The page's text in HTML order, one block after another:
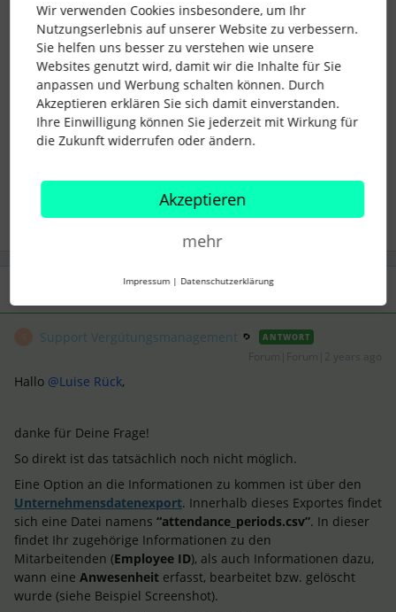
Viele Grüße
Mikail
anwesenheiten überstunden
3 Menschen gefällt dies
Support Vergütungsmanagement ANTWORT
Hallo @Luise Rück,
danke für Deine Frage!
So direkt ist das tatsächlich noch nicht möglich.
Eine Option an die Informationen zu kommen ist über den
Unternehmensdatenexport. Innerhalb dieses Exportes findet
sich eine Datei namens “attendance_periods.csv”. In dieser
findet Ihr zugehörige Informationen zu den
Mitarbeitenden (Employee ID), als auch Informationen dazu,
wann eine Anwesenheit erfasst, bearbeitet bzw. gelöscht
wurde (siehe Beispiel Screenshot).
Wir verwenden Cookies insbesondere, um Ihr
Nutzungserlebnis auf unserer Website zu verbessern.
Sie helfen uns besser zu verstehen wie unsere
Websites genutzt wird, damit wir die Inhalte für Sie
anpassen und Werbung schalten können. Durch
Akzeptieren erklären Sie sich damit einverstanden.
Ihre Einwilligung können Sie jederzeit mit Wirkung für
die Zukunft widerrufen oder ändern.
Akzeptieren
mehr
Impressum | Datenschutzerklärung